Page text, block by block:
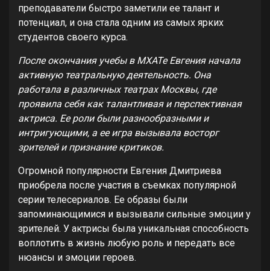
преподаватели быстро заметили ее талант и
потенциал, и она стала одним из самых ярких
студентов своего курса.
После окончания учебы в МХАТе Евгения начала
активную театральную деятельность. Она
работала в различных театрах Москвы, где
проявила себя как талантливая и перспективная
актриса. Ее роли были разнообразными и
интригующими, а ее игра вызывала восторг
зрителей и признание критиков.
Огромной популярности Евгения Дмитриева
приобрела после участия в съемках популярной
серии телесериалов. Ее образы были
запоминающимися и вызывали сильные эмоции у
зрителей. У актрисы была уникальная способность
воплотить в жизнь любую роль и передать все
нюансы и эмоции героев.